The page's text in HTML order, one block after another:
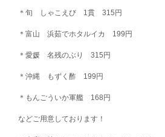
＊旬 しゃこえび 1貫 315円
＊富山 浜茹でホタルイカ 199円
＊愛媛 名残のぶり 315円
＊沖縄 もずく酢 199円
＊もんごういか軍艦 168円
などご用意しております！